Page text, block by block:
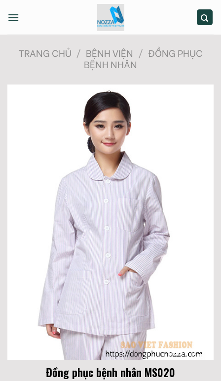
TRANG CHỦ / BỆNH VIỆN / ĐỒNG PHỤC
BỆNH NHÂN
Đồng phục bệnh nhân MS020